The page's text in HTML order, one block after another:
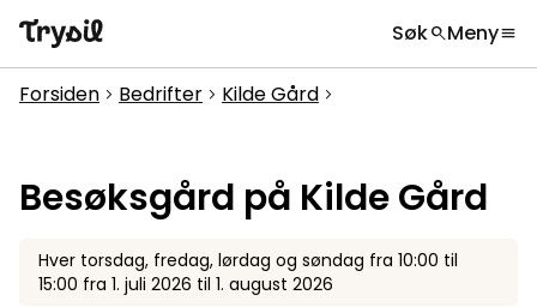
SøksearchMenymenu
globe
Overnatting
Handel
Spisesteder
Hva leter du etter?
Forsiden chevron_right Bedrifter chevron_right Kilde Gård chevron_right
Besøksgård på Kilde Gård
Hver torsdag, fredag, lørdag og søndag fra 10:00 til
15:00 fra 1. juli 2026 til 1. august 2026